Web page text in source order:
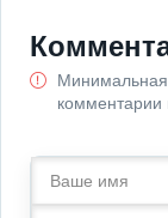
Минимальная
комментарии